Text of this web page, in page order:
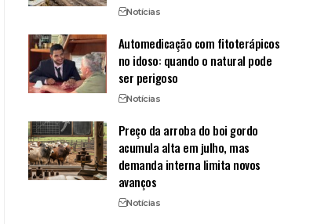
Notícias
Automedicação com fitoterápicos
no idoso: quando o natural pode
ser perigoso
Notícias
Preço da arroba do boi gordo
acumula alta em julho, mas
demanda interna limita novos
avanços
Notícias